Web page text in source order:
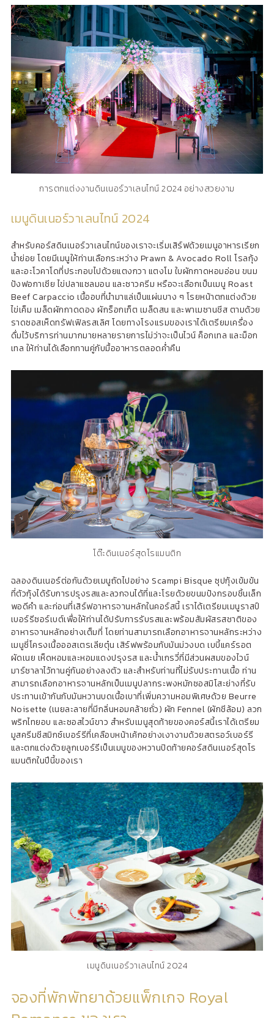
การตกแต่งงานดินเนอร์วาเลนไทน์ 2024 อย่างสวยงาม
เมนูดินเนอร์วาเลนไทน์ 2024
สำหรับคอร์สดินเนอร์วาเลนไทน์ของเราจะเริ่มเสิร์ฟด้วยเมนูอาหารเรียก
น้ำย่อย โดยมีเมนูให้ท่านเลือกระหว่าง Prawn & Avocado Roll โรลกุ้ง
และอะโวคาโดที่ประกอบไปด้วยแตงกวา แตงโม ใบผักกาดหอมอ่อน ขนม
ปังฟอกาเซีย ไข่ปลาแซลมอน และซาวครีม หรือจะเลือกเป็นเมนู Roast
Beef Carpaccio เนื้ออบที่นำมาแล่เป็นแผ่นบาง ๆ โรยหน้าตกแต่งด้วย
ไข่เค็ม เมล็ดผักกาดดอง ผักร็อกเก็ต เมล็ดสน และพาเมซานชีส ตามด้วย
ราดซอสเห็ดทรัฟเฟิลรสเลิศ โดยทางโรงแรมของเราได้เตรียมเครื่อง
ดื่มไว้บริการท่านมากมายหลายรายการไม่ว่าจะเป็นไวน์ ค็อกเทล และม็อก
เทล ให้ท่านได้เลือกทานคู่กับมื้ออาหารตลอดค่ำคืน
โต๊ะดินเนอร์สุดโรแมนติก
ฉลองดินเนอร์ต่อกันด้วยเมนูถัดไปอย่าง Scampi Bisque ซุปกุ้งเข้มข้น
ที่ตัวกุ้งได้รับการปรุงรสและลวกจนได้ที่และโรยด้วยขนมปังกรอบชิ้นเล็ก
พอดีคำ และก่อนที่เสิร์ฟอาหารจานหลักในคอร์สนี้ เราได้เตรียมเมนูราสป์
เบอร์รีซอร์เบต์เพื่อให้ท่านได้ปรับการรับรสและพร้อมสัมผัสรสชาติของ
อาหารจานหลักอย่างเต็มที่ โดยท่านสามารถเลือกอาหารจานหลักระหว่าง
เมนูซี่โครงเนื้อออสเตรเลียตุ๋น เสิร์ฟพร้อมกับมันม่วงบด เบบี้แคร์รอต
ผัดเนย เห็ดหอมและหอมแดงปรุงรส และน้ำเกรวี่ที่มีส่วนผสมของไวน์
มาร์ซาลาไว้ทานคู่กันอย่างลงตัว และสำหรับท่านที่ไม่รับประทานเนื้อ ท่าน
สามารถเลือกอาหารจานหลักเป็นเมนูปลากระพงหมักซอสมิโสะย่างที่รับ
ประทานเข้ากันกับมันหวานบดเนื้อเบาที่เพิ่มความหอมพิเศษด้วย Beurre
Noisette (เนยละลายที่มีกลิ่นหอมคล้ายถั่ว) ผัก Fennel (ผักชีล้อม) ลวก
พริกไทยอบ และซอสไวน์ขาว สำหรับเมนูสุดท้ายของคอร์สนี้เราได้เตรียม
มูสครีมชีสมิกซ์เบอร์รีที่เคลือบหน้าเค้กอย่างเงางามด้วยสตรอว์เบอร์รี
และตกแต่งด้วยลูกเบอร์รีเป็นเมนูของหวานปิดท้ายคอร์สดินเนอร์สุดโร
แมนติกในปีนี้ของเรา
เมนูดินเนอร์วาเลนไทน์ 2024
จองที่พักพัทยาด้วยแพ็กเกจ Royal